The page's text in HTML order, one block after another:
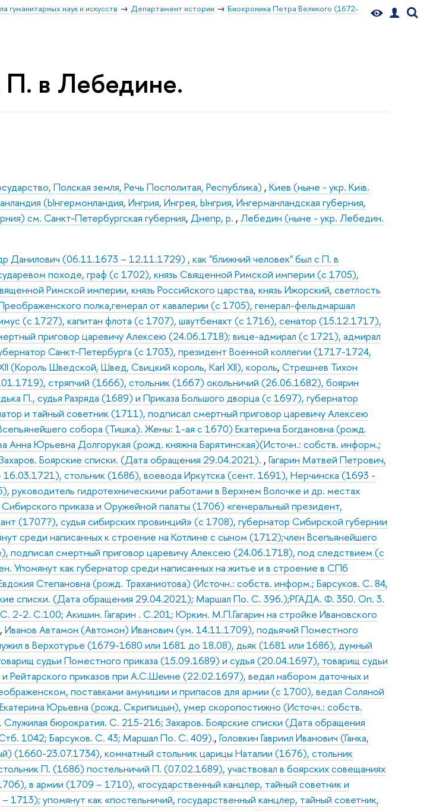
гуманитарных наук и искусств Департамент истории
Биохроника Петра Великого (1672-
в Лебедине.
Полская земля, Речь Посполитая, Республика) ,Киев (ныне - укр. Київ.
(Ынгермонландия, Ингрия, Ингрея, Ынгрия, Ингерманландская губерния,
см. Санкт-Петербургская губерния,Днепр, р. ,Лебедин (ныне - укр. Лебедин.
Данилович (06.11.1673 – 12.11.1729) , как "ближний человек" был с П. в
походе, граф (с 1702), князь Священной Римской империи (с 1705),
Римской империи, князь Российского царства, князь Ижорский, светлость
полка,генерал от кавалерии (с 1705), генерал-фельдмаршал
(с 1727), капитан флота (с 1707), шаутбенахт (с 1716), сенатор (15.12.1717),
приговор царевичу Алексею (24.06.1718); вице-адмирал (с 1721), адмирал
Санкт-Петербурга (с 1703), президент Военной коллегии (1717-1724,
(Король Шведской, Швед, Свицкий король, Karl XII), король,Стрешнев Тихон
стряпчий (1666), стольник (1667) окольничий (26.06.1682), боярин
П., судья Разряда (1689) и Приказа Большого дворца (с 1697), губернатор
и тайный советник (1711), подписал смертный приговор царевичу Алексею
собора (Тишка). Жены: 1-ая с 1670) Екатерина Богдановна (рожд.
Анна Юрьевна Долгорукая (рожд. княжна Барятинская)(Источн.: собств. информ.;
Боярские списки. (Дата обращения 29.04.2021). ,Гагарин Матвей Петрович,
16.03.1721), стольник (1686), воевода Иркутска (сент. 1691), Нерчинска (1693 -
руководитель гидротехническими работами в Верхнем Волочке и др. местах
приказа и Оружейной палаты (1706) «генеральный президент,
(1707?), судья сибирских провинций» (с 1708), губернатор Сибирской губернии
среди написанных к строение на Котлине с сыном (1712);член Всепьянейшего
подписал смертный приговор царевичу Алексею (24.06.1718), под следствием (с
Упомянут как губернатор среди написанных на житье и в строение в СПб
Степановна (рожд. Траханиотова) (Источн.: собств. информ.; Барсуков. С. 84,
списки. (Дата обращения 29.04.2021); Маршал По. С. 396.);РГАДА. Ф. 350. Оп. 3.
2. С.100; Акишин. Гагарин . С.201; Юркин. М.П.Гагарин на стройке Ивановского
,Иванов Автамон (Автомон) Иванович (ум. 14.11.1709), подьячий Поместного
в Верхотурье (1679-1680 или 1681 до 18.08), дьяк (1681 или 1686), думный
судьи Поместного приказа (15.09.1689) и судья (20.04.1697), товарищ судьи
Рейтарского приказов при А.С.Шеине (22.02.1697), ведал набором даточных и
поставками амуниции и припасов для армии (с 1700), ведал Соляной
Юрьевна (рожд. Скрипицын), умер скоропостижно (Источн.: собств.
бюрократия. С. 215-216; Захаров. Боярские списки (Дата обращения
1042; Барсуков. С. 43; Маршал По. С. 409).,Головкин Гавриил Иванович (Ганка,
(1660-23.07.1734), комнатный стольник царицы Наталии (1676), стольник
П. (1686) постельничий П. (07.02.1689), участвовал в боярских совещаниях
в армии (1709 – 1710), «государственный канцлер, тайный советник и
1713); упомянут как «постельничий, государственный канцлер, тайный советник,